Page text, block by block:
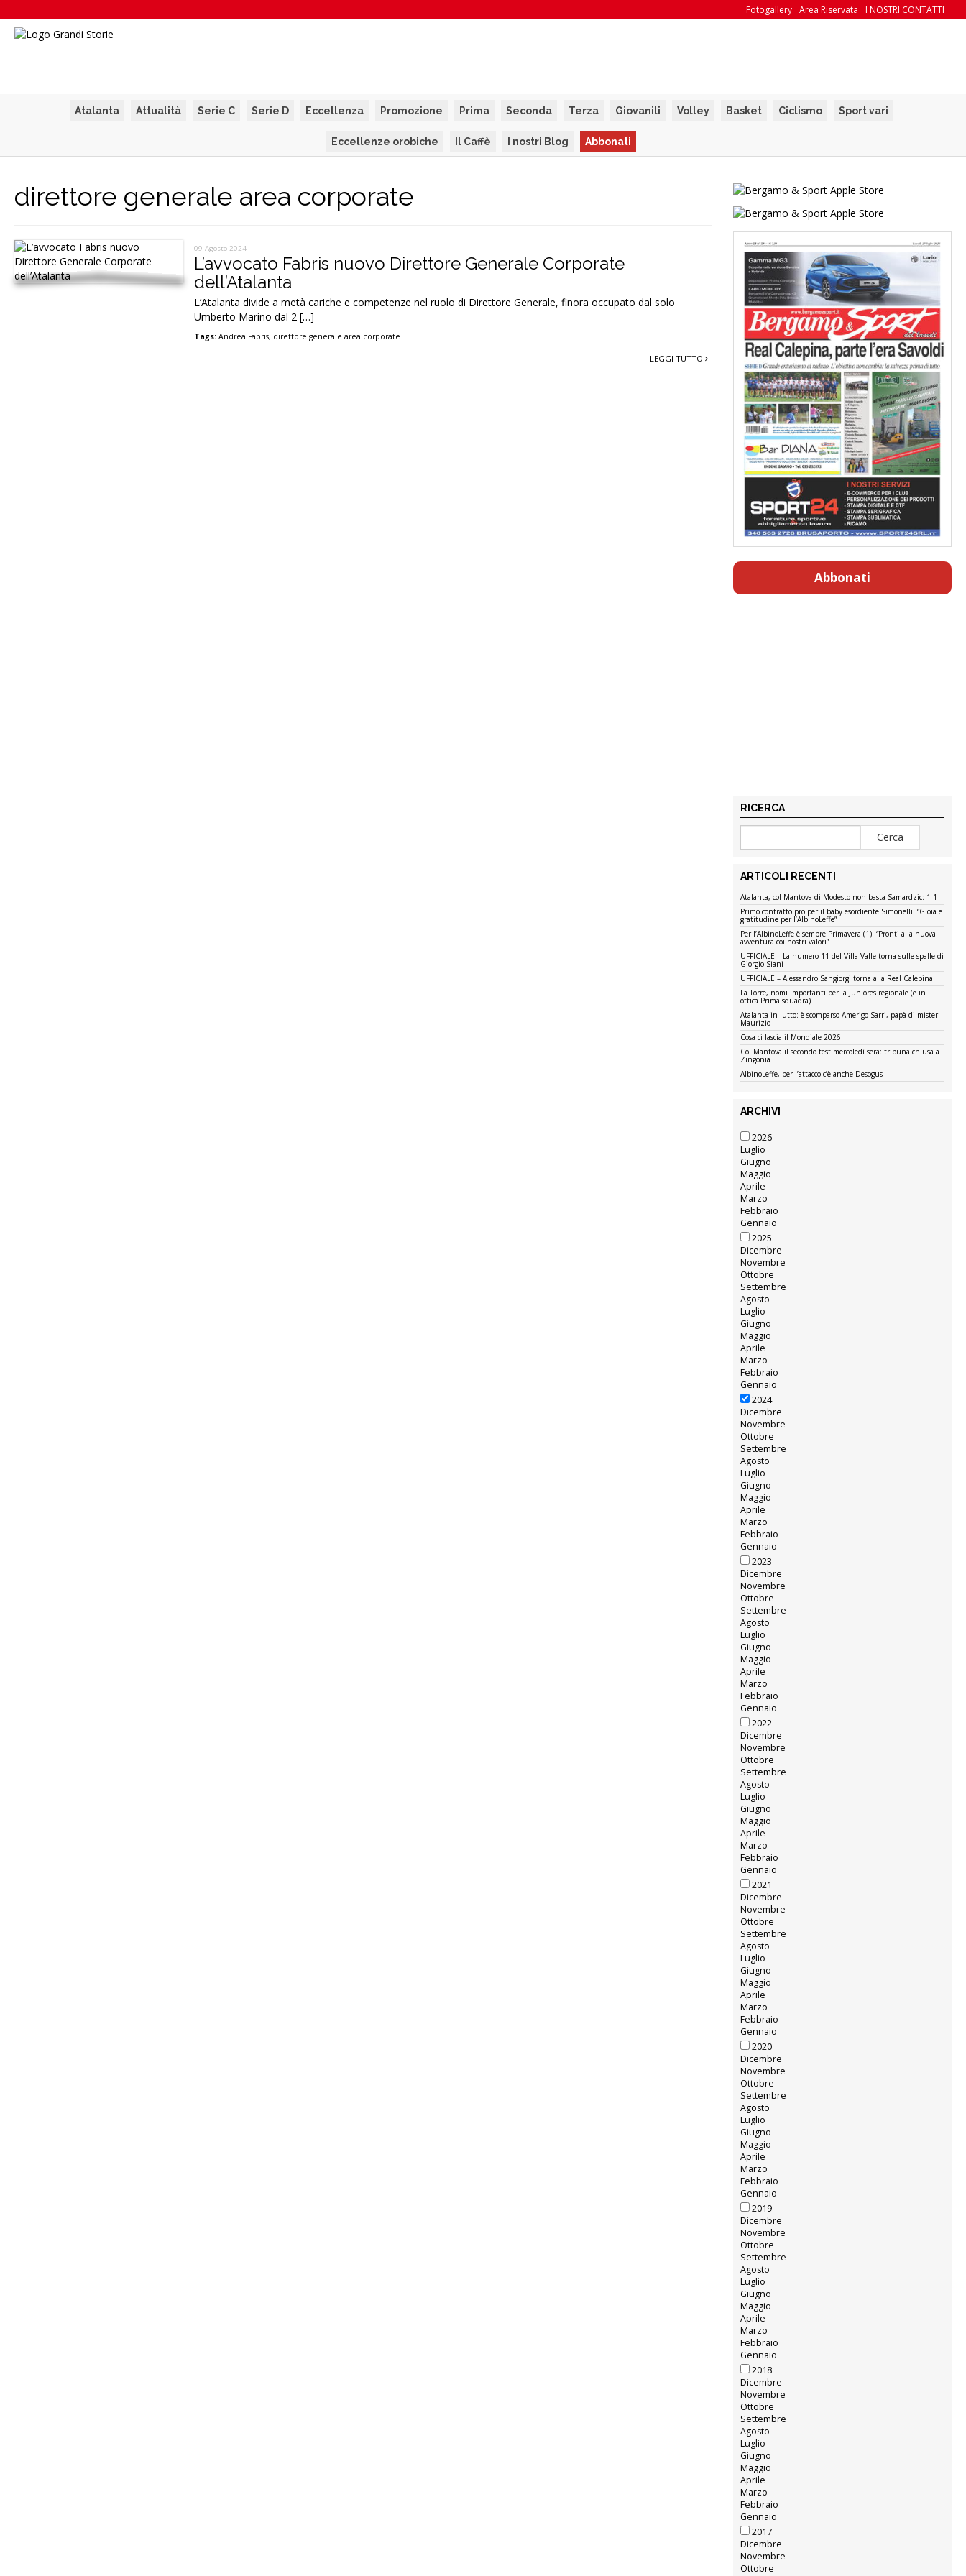
I NOSTRI CONTATTI
Area Riservata
Fotogallery
Atalanta Attualità Serie C Serie D Eccellenza Promozione Prima Seconda Terza Giovanili Volley Basket Ciclismo Sport vari
Eccellenze orobiche Il Caffè I nostri Blog Abbonati
direttore generale area corporate
09 Agosto 2024
L’avvocato Fabris nuovo Direttore Generale Corporate
dell’Atalanta
L’Atalanta divide a metà cariche e competenze nel ruolo di Direttore Generale, finora occupato dal solo
Umberto Marino dal 2 […]
Tags: Andrea Fabris, direttore generale area corporate
LEGGI TUTTO
Abbonati
RICERCA
ARTICOLI RECENTI
Atalanta, col Mantova di Modesto non basta Samardzic: 1-1
Primo contratto pro per il baby esordiente Simonelli: “Gioia e
gratitudine per l’AlbinoLeffe”
Per l’AlbinoLeffe è sempre Primavera (1): “Pronti alla nuova
avventura coi nostri valori”
UFFICIALE – La numero 11 del Villa Valle torna sulle spalle di
Giorgio Siani
UFFICIALE – Alessandro Sangiorgi torna alla Real Calepina
La Torre, nomi importanti per la Juniores regionale (e in
ottica Prima squadra)
Atalanta in lutto: è scomparso Amerigo Sarri, papà di mister
Maurizio
Cosa ci lascia il Mondiale 2026
Col Mantova il secondo test mercoledì sera: tribuna chiusa a
Zingonia
AlbinoLeffe, per l’attacco c’è anche Desogus
ARCHIVI
2026
Luglio
Giugno
Maggio
Aprile
Marzo
Febbraio
Gennaio
2025
Dicembre
Novembre
Ottobre
Settembre
Agosto
Luglio
Giugno
Maggio
Aprile
Marzo
Febbraio
Gennaio
2024
Dicembre
Novembre
Ottobre
Settembre
Agosto
Luglio
Giugno
Maggio
Aprile
Marzo
Febbraio
Gennaio
2023
Dicembre
Novembre
Ottobre
Settembre
Agosto
Luglio
Giugno
Maggio
Aprile
Marzo
Febbraio
Gennaio
2022
Dicembre
Novembre
Ottobre
Settembre
Agosto
Luglio
Giugno
Maggio
Aprile
Marzo
Febbraio
Gennaio
2021
Dicembre
Novembre
Ottobre
Settembre
Agosto
Luglio
Giugno
Maggio
Aprile
Marzo
Febbraio
Gennaio
2020
Dicembre
Novembre
Ottobre
Settembre
Agosto
Luglio
Giugno
Maggio
Aprile
Marzo
Febbraio
Gennaio
2019
Dicembre
Novembre
Ottobre
Settembre
Agosto
Luglio
Giugno
Maggio
Aprile
Marzo
Febbraio
Gennaio
2018
Dicembre
Novembre
Ottobre
Settembre
Agosto
Luglio
Giugno
Maggio
Aprile
Marzo
Febbraio
Gennaio
2017
Dicembre
Novembre
Ottobre